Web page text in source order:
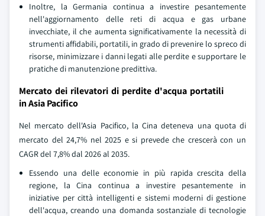
Inoltre, la Germania continua a investire pesantemente
nell'aggiornamento delle reti di acqua e gas urbane
invecchiate, il che aumenta significativamente la necessità di
strumenti affidabili, portatili, in grado di prevenire lo spreco di
risorse, minimizzare i danni legati alle perdite e supportare le
pratiche di manutenzione predittiva.
Mercato dei rilevatori di perdite d'acqua portatili
in Asia Pacifico
Nel mercato dell'Asia Pacifico, la Cina deteneva una quota di
mercato del 24,7% nel 2025 e si prevede che crescerà con un
CAGR del 7,8% dal 2026 al 2035.
Essendo una delle economie in più rapida crescita della
regione, la Cina continua a investire pesantemente in
iniziative per città intelligenti e sistemi moderni di gestione
dell'acqua, creando una domanda sostanziale di tecnologie